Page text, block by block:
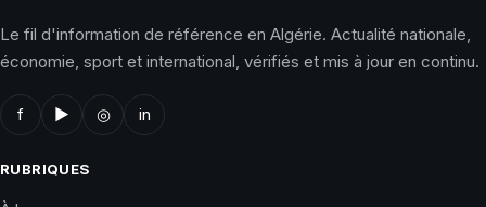
Le fil d'information de référence en Algérie. Actualité nationale,
économie, sport et international, vérifiés et mis à jour en continu.
f ▶ ◎ in
RUBRIQUES